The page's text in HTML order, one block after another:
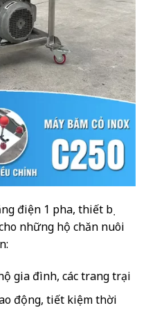
điện 1 pha, thiết bị
những hộ chăn nuôi
gia đình, các trang trại
động, tiết kiệm thời